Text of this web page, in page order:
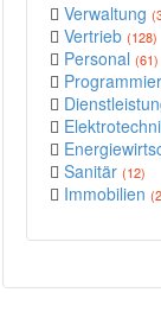
Verwaltung
Vertrieb (128)
Personal (61)
Sanitär (12)
Immobilien